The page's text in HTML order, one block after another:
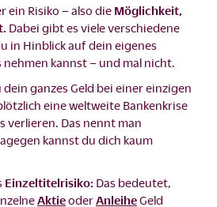
ein Risiko – also die Möglichkeit,
Dabei gibt es viele verschiedene
in Hinblick auf dein eigenes
kannst – und mal nicht.
dein ganzes Geld bei einer einzigen
eine weltweite Bankenkrise
verlieren. Das nennt man
kannst du dich kaum
Einzeltitelrisiko: Das bedeutet,
Aktieoder AnleiheGeld